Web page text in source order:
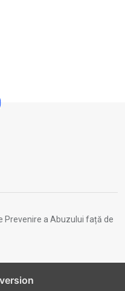
Prevenire a Abuzului față de